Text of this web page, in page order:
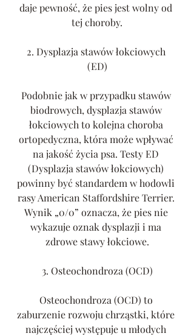
daje pewność, że pies jest wolny od
tej choroby.
2. Dysplazja stawów łokciowych
(ED)
Podobnie jak w przypadku stawów
biodrowych, dysplazja stawów
łokciowych to kolejna choroba
ortopedyczna, która może wpływać
na jakość życia psa. Testy ED
(Dysplazja stawów łokciowych)
powinny być standardem w hodowli
rasy American Staffordshire Terrier.
Wynik „0/0” oznacza, że pies nie
wykazuje oznak dysplazji i ma
zdrowe stawy łokciowe.
3. Osteochondroza (OCD)
Osteochondroza (OCD) to
zaburzenie rozwoju chrząstki, które
najczęściej występuje u młodych